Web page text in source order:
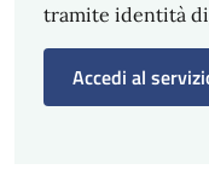
tramite identità
Accedi al